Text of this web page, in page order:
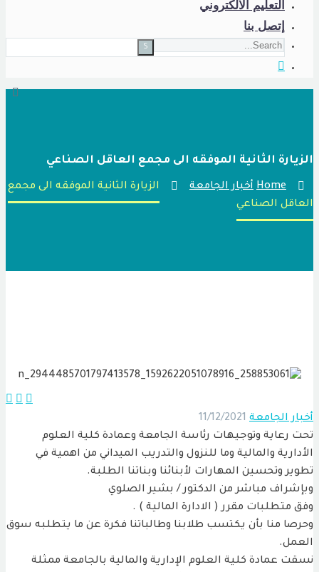
التعليم الالكتروني
إتصل بنا
الثانية الموفقه الى مجمع العاقل الصناعي
Home أخبار الجامعة
الزيارة الثانية الموفقه الى مجمع
الصناعي

الجامعة 11/12/2021
رعاية وتوجيهات رئاسة الجامعة وعمادة كلية العلوم
والمالية وما للنزول والتدريب الميداني من اهمية في
وتحسين المهارات لأبنائنا وبناتنا الطلبة.
مباشر من الدكتور / بشير الصلوي
متطلبات مقرر ( الادارة المالية ) .
منا بأن يكتسب طلابنا وطالباتنا فكرة عن ما يتطلبه سوق
عمادة كلية العلوم الإدارية والمالية بالجامعة ممثلة